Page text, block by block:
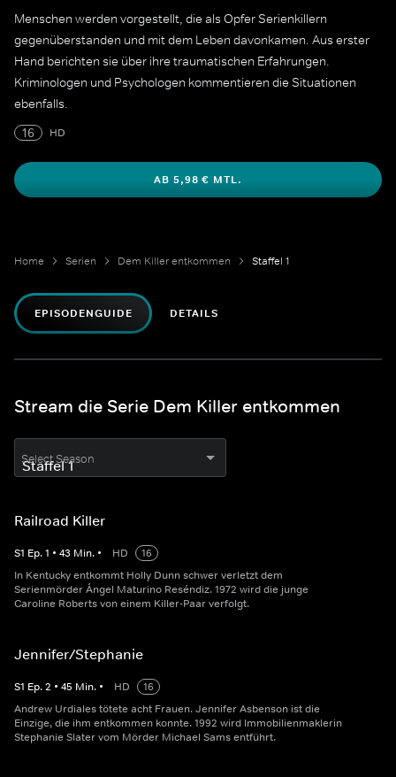
Menschen werden vorgestellt, die als Opfer Serienkillern
gegenüberstanden und mit dem Leben davonkamen. Aus erster
Hand berichten sie über ihre traumatischen Erfahrungen.
Kriminologen und Psychologen kommentieren die Situationen
ebenfalls.
16
HD
AB 5,98 € MTL.
Home Serien Dem Killer entkommen Staffel 1
EPISODENGUIDE DETAILS
Stream die Serie Dem Killer entkommen
Select Season
Railroad Killer
S1 Ep.1 • 43 Min. • HD
16
In Kentucky entkommt Holly Dunn schwer verletzt dem
Serienmörder Ángel Maturino Reséndiz. 1972 wird die junge
Caroline Roberts von einem Killer-Paar verfolgt.
Jennifer/Stephanie
S1 Ep.2 • 45 Min. • HD
16
Andrew Urdiales tötete acht Frauen. Jennifer Asbenson ist die
Einzige, die ihm entkommen konnte. 1992 wird Immobilienmaklerin
Stephanie Slater vom Mörder Michael Sams entführt.